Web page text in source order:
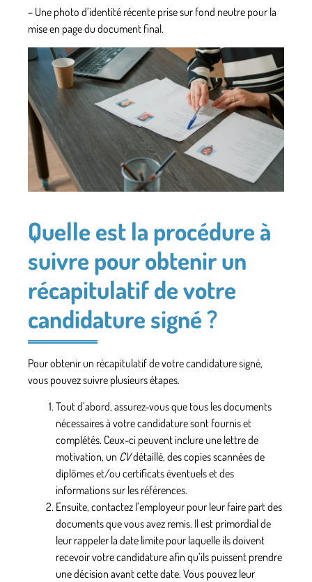
– Une photo d’identité récente prise sur fond neutre pour la
mise en page du document final.
Quelle est la procédure à
suivre pour obtenir un
récapitulatif de votre
candidature signé ?
Pour obtenir un récapitulatif de votre candidature signé,
vous pouvez suivre plusieurs étapes.
Tout d’abord, assurez-vous que tous les documents
nécessaires à votre candidature sont fournis et
complétés. Ceux-ci peuvent inclure une lettre de
motivation, un CVdétaillé, des copies scannées de
diplômes et/ou certificats éventuels et des
informations sur les références.
Ensuite, contactez l’employeur pour leur faire part des
documents que vous avez remis. Il est primordial de
leur rappeler la date limite pour laquelle ils doivent
recevoir votre candidature afin qu’ils puissent prendre
une décision avant cette date. Vous pouvez leur